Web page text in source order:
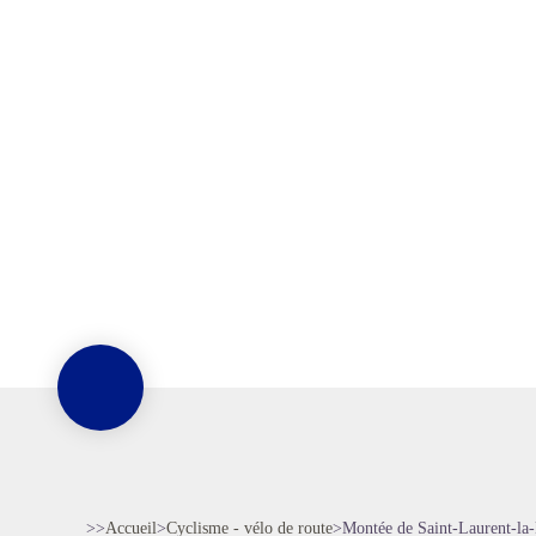
>>Accueil>Cyclisme - vélo de route>Montée de Saint-Laurent-la-